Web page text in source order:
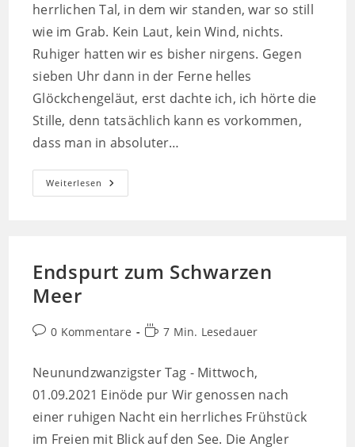
herrlichen Tal, in dem wir standen, war so still
wie im Grab. Kein Laut, kein Wind, nichts.
Ruhiger hatten wir es bisher nirgens. Gegen
sieben Uhr dann in der Ferne helles
Glöckchengeläut, erst dachte ich, ich hörte die
Stille, denn tatsächlich kann es vorkommen,
dass man in absoluter…
Weiterlesen Ankunft
Am
Endspurt zum Schwarzen
Meer
Beitrags-
0 Kommentare Lesedauer:
7 Min. Lesedauer
Neunundzwanzigster Tag - Mittwoch,
01.09.2021 Einöde pur Wir genossen nach
einer ruhigen Nacht ein herrliches Frühstück
im Freien mit Blick auf den See. Die Angler